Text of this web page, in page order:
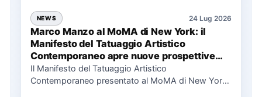
NEWS 24 Lug 2026
Marco Manzo al MoMA di New York: il
Manifesto del Tatuaggio Artistico
Contemporaneo apre nuove prospettive
per il collezionismo
Il Manifesto del Tatuaggio Artistico
Contemporaneo presentato al MoMA di New York